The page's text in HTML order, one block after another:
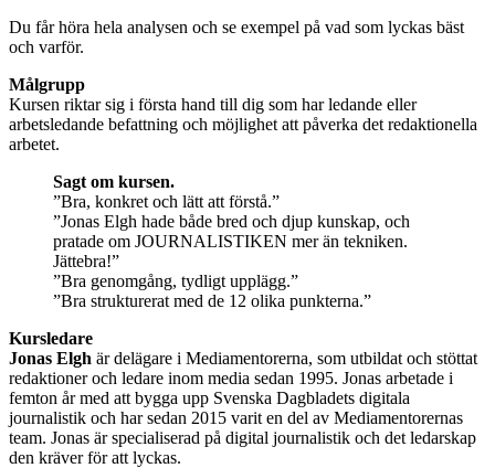
Du får höra hela analysen och se exempel på vad som lyckas bäst
och varför.
Målgrupp
Kursen riktar sig i första hand till dig som har ledande eller
arbetsledande befattning och möjlighet att påverka det redaktionella
arbetet.
Sagt om kursen.
”Bra, konkret och lätt att förstå.”
”Jonas Elgh hade både bred och djup kunskap, och
pratade om JOURNALISTIKEN mer än tekniken.
Jättebra!”
”Bra genomgång, tydligt upplägg.”
”Bra strukturerat med de 12 olika punkterna.”
Kursledare
Jonas Elgh är delägare i Mediamentorerna, som utbildat och stöttat
redaktioner och ledare inom media sedan 1995. Jonas arbetade i
femton år med att bygga upp Svenska Dagbladets digitala
journalistik och har sedan 2015 varit en del av Mediamentorernas
team. Jonas är specialiserad på digital journalistik och det ledarskap
den kräver för att lyckas.